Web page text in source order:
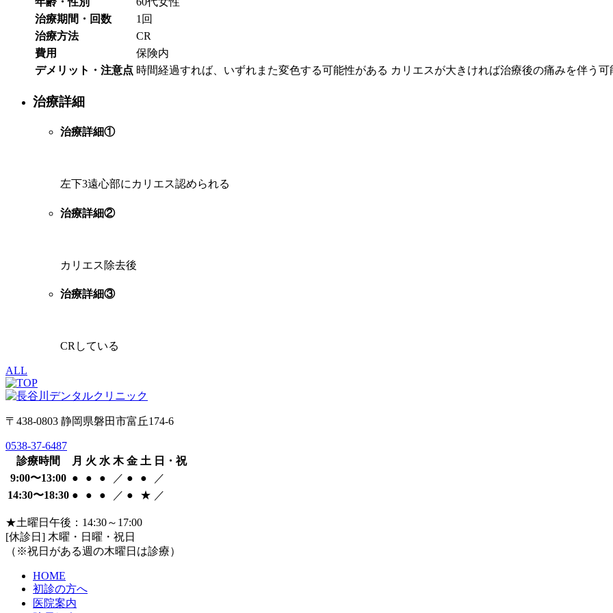
治療期間・回数
1回
治療方法
CR
費用
保険内
デメリット・注意点 時間経過すれば、いずれまた変色する可能性がある カリエスが大きければ治療後の痛みを伴う可
治療詳細
治療詳細①
左下3遠心部にカリエス認められる
治療詳細②
カリエス除去後
治療詳細③
CRしている
ALL
〒438-0803 静岡県磐田市富丘174-6
0538-37-6487
診療時間
月 火 水 木 金 土 日・祝
9:00〜13:00 ● ● ● ／ ● ●
／
14:30〜18:30 ● ● ● ／ ● ★ ／
★土曜日午後：14:30～17:00
[休診日] 木曜・日曜・祝日
（※祝日がある週の木曜日は診療）
HOME
初診の方へ
医院案内